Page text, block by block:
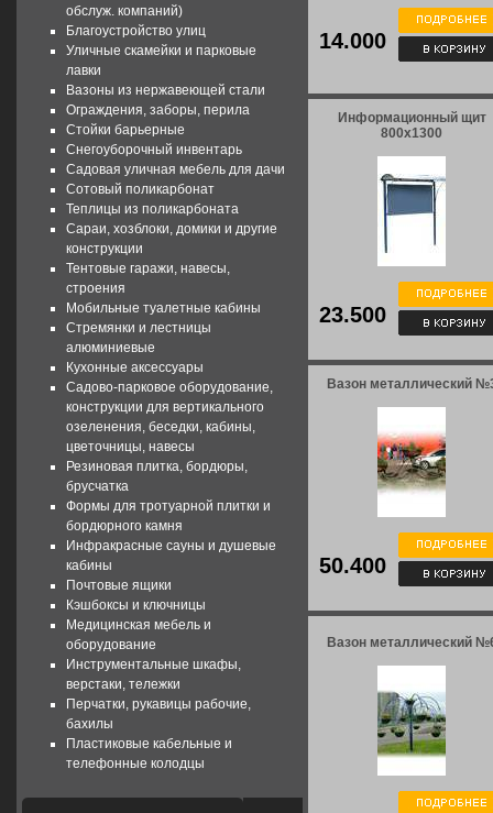
обслуж. компаний)
Благоустройство улиц
Уличные скамейки и парковые
лавки
Вазоны из нержавеющей стали
Ограждения, заборы, перила
Стойки барьерные
Снегоуборочный инвентарь
Садовая уличная мебель для дачи
Сотовый поликарбонат
Теплицы из поликарбоната
Сараи, хозблоки, домики и другие
конструкции
Тентовые гаражи, навесы,
строения
Мобильные туалетные кабины
Стремянки и лестницы
алюминиевые
Кухонные аксессуары
Садово-парковое оборудование,
конструкции для вертикального
озеленения, беседки, кабины,
цветочницы, навесы
Резиновая плитка, бордюры,
брусчатка
Формы для тротуарной плитки и
бордюрного камня
Инфракрасные сауны и душевые
кабины
Почтовые ящики
Кэшбоксы и ключницы
Медицинская мебель и
оборудование
Инструментальные шкафы,
верстаки, тележки
Перчатки, рукавицы рабочие,
бахилы
Пластиковые кабельные и
телефонные колодцы
14.000
Информационный щит
800x1300
23.500
Вазон металлический
50.400
Вазон металлический